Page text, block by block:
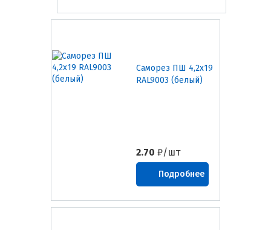
Саморез ПШ 4,2х19
RAL9003 (белый)
2.70 ₽/шт
Подробнее